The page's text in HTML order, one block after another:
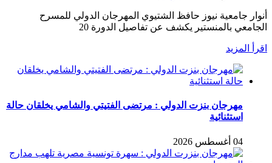
أنوار جامعية نيوز حافظ الشتيوي المهرجان الدولي للمسرح
الجامعي بالمنستير يكشف عن تفاصيل الدورة 20
اقرأ المزيد
مهرجان بنزت الدولي : مرتضى الفتيتي والشامي يخلقان حالة
استثنائية
04 أغسطس 2026